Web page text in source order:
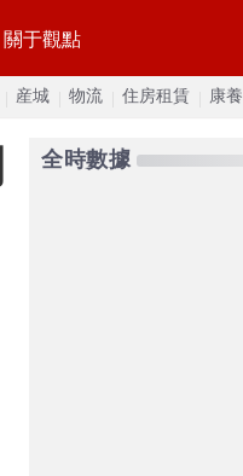
關于觀點
産城 物流 住房租賃 康養
全時數據